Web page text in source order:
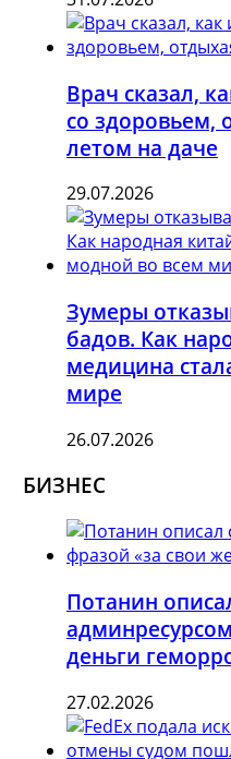
Врач сказал,
со здоровьем,
летом на даче
29.07.2026
Зумеры
бадов. Как
медицина
мире
26.07.2026
БИЗНЕС
Потанин
деньги
27.02.2026